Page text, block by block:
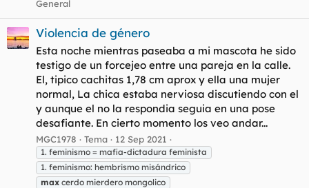
General
Violencia de género
Esta noche mientras paseaba a mi mascota he sido
testigo de un forcejeo entre una pareja en la calle.
El, tipico cachitas 1,78 cm aprox y ella una mujer
normal, La chica estaba nerviosa discutiendo con el
y aunque el no la respondia seguia en una pose
desafiante. En cierto momento los veo andar...
MGC1978 Tema 12 Sep 2021
1. feminismo = mafia-dictadura feminista
1. feminismo: hembrismo misándrico
max cerdo mierdero mongolico